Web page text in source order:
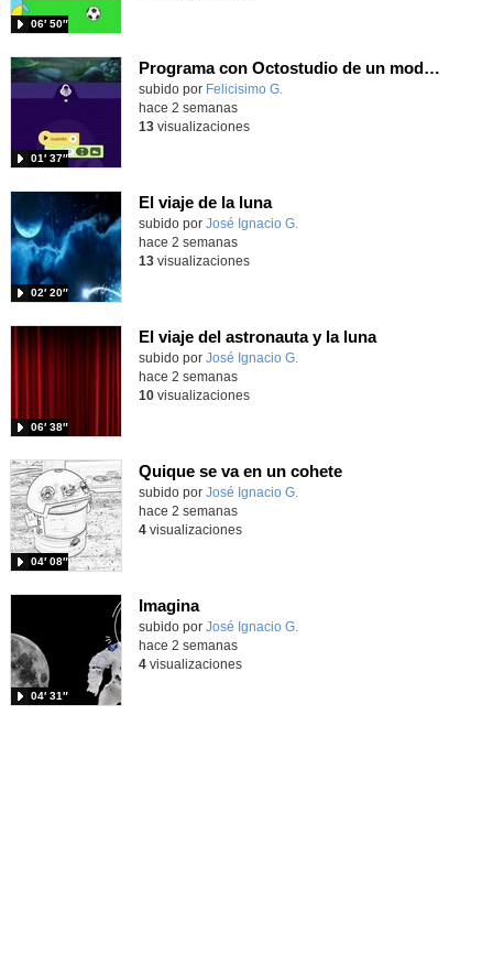
06′ 50″
Programa con Octostudio de un modo sencillo, offline y gratuito
Contenido educativo.
subido por Felicisimo G.
01′ 37″
hace 2 semanas
13visualizaciones
El viaje de la luna
Contenido educativo.
subido por José Ignacio G.
02′ 20″
hace 2 semanas
13visualizaciones
El viaje del astronauta y la luna
Contenido educativo.
subido por José Ignacio G.
06′ 38″
hace 2 semanas
10visualizaciones
Quique se va en un cohete
Contenido educativo.
subido por José Ignacio G.
04′ 08″
hace 2 semanas
4visualizaciones
Imagina
Contenido educativo.
subido por José Ignacio G.
04′ 31″
hace 2 semanas
4visualizaciones